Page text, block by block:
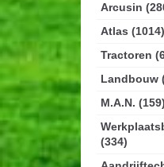
Arcusin
Atlas (1014)
Tractoren
Landbouw
M.A.N. (159)
(334)